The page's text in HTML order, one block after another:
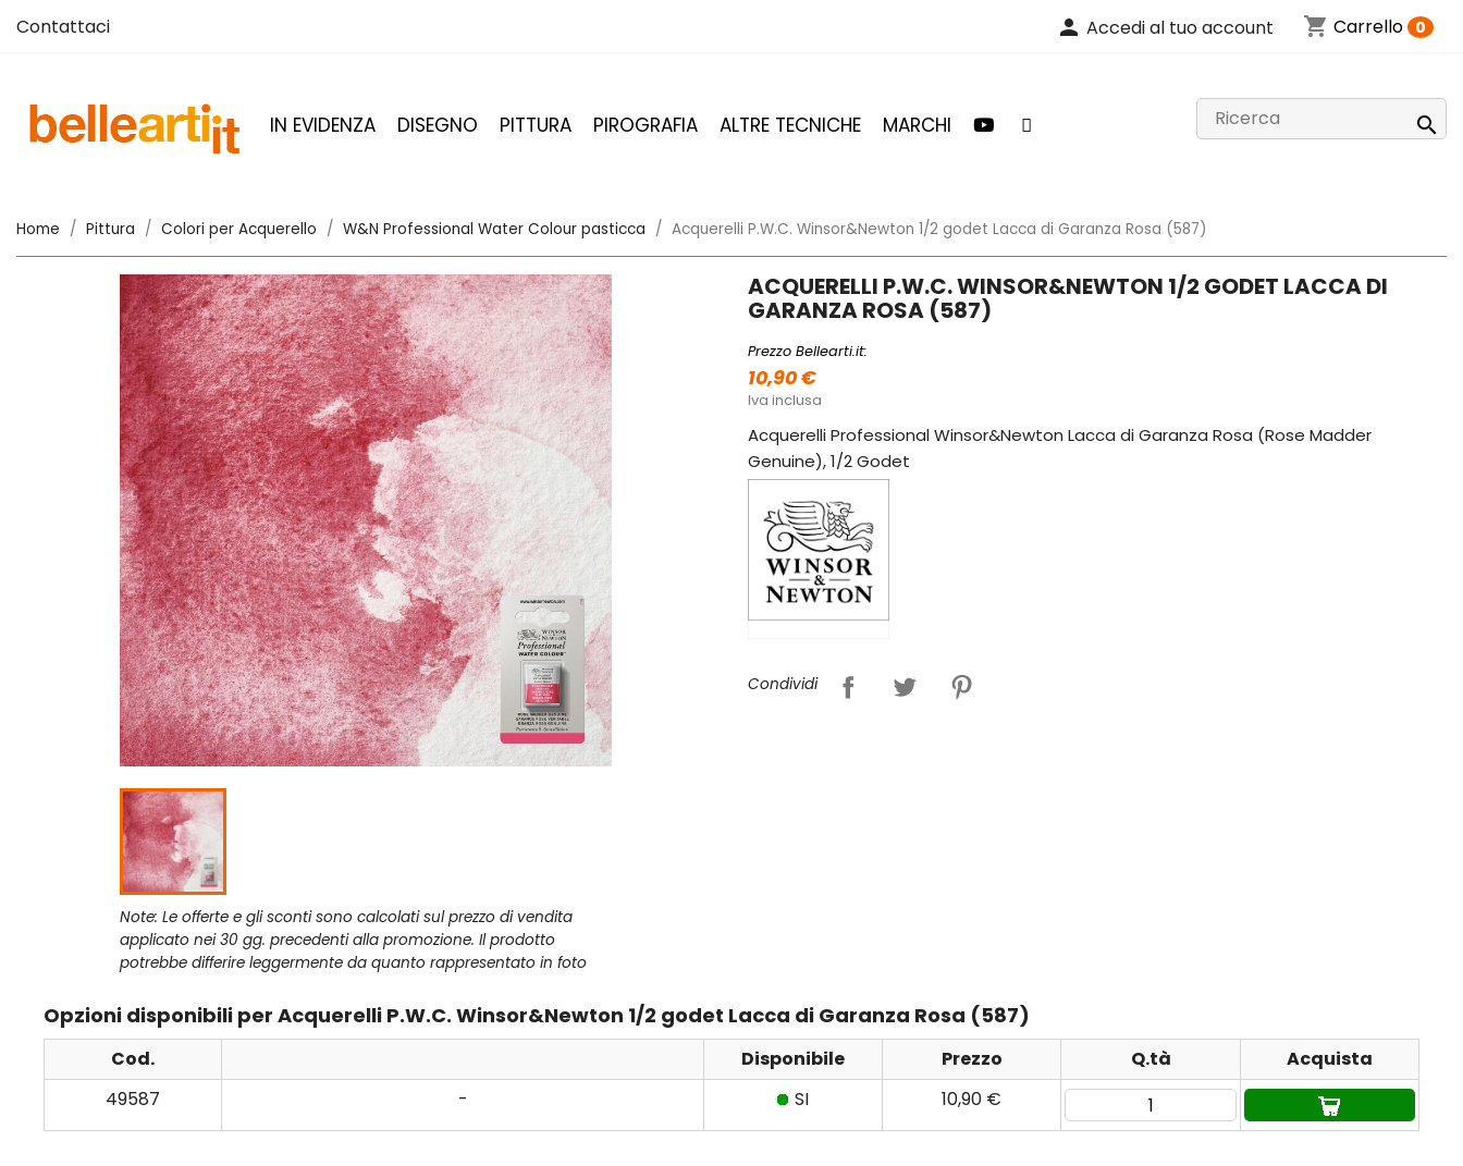
Contattaci person Accedi al tuo account shopping_cart Carrello 0
IN EVIDENZA DISEGNO PITTURA PIROGRAFIA ALTRE TECNICHE MARCHI 
Home Pittura Colori per Acquerello W&N Professional Water Colour pasticca Acquerelli P.W.C. Winsor&Newton 1/2 godet Lacca di Garanza Rosa (587)
Note: Le offerte e gli sconti sono calcolati sul prezzo di vendita
applicato nei 30 gg. precedenti alla promozione. Il prodotto
potrebbe differire leggermente da quanto rappresentato in foto
ACQUERELLI P.W.C. WINSOR&NEWTON 1/2 GODET LACCA DI
GARANZA ROSA (587)
Prezzo Bellearti.it:
10,90 €
Iva inclusa
Acquerelli Professional Winsor&Newton Lacca di Garanza Rosa (Rose Madder
Genuine), 1/2 Godet
Condividi
Opzioni disponibili per Acquerelli P.W.C. Winsor&Newton 1/2 godet Lacca di Garanza Rosa (587)
Cod. Disponibile Prezzo Q.tà
Acquista
49587
- SI 10,90 €